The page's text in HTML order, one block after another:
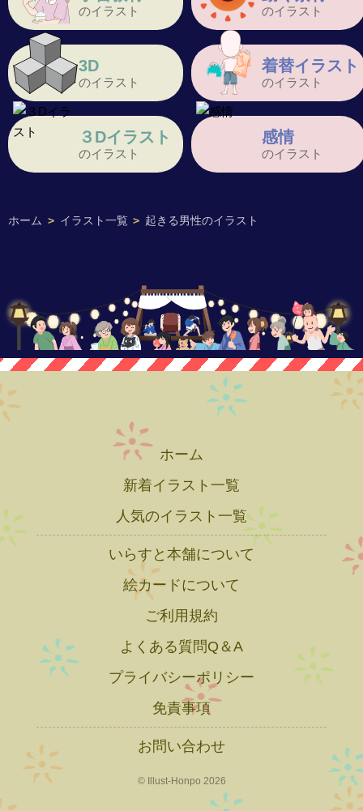
ホーム > イラスト一覧 > 起きる男性のイラスト
のイラスト のイラスト
3D
のイラスト
着替イラスト
のイラスト
３Dイラスト
のイラスト
感情
のイラスト
ホーム
新着イラスト一覧
人気のイラスト一覧
いらすと本舗について
絵カードについて
ご利用規約
よくある質問Q＆A
プライバシーポリシー
免責事項
お問い合わせ
© Illust-Honpo 2026